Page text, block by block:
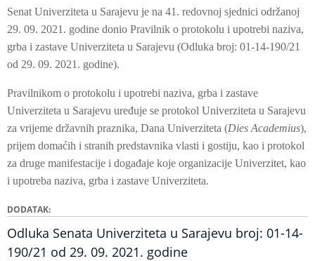
Senat Univerziteta u Sarajevu je na 41. redovnoj sjednici održanoj
29. 09. 2021. godine donio Pravilnik o protokolu i upotrebi naziva,
grba i zastave Univerziteta u Sarajevu (Odluka broj: 01-14-190/21
od 29. 09. 2021. godine).
Pravilnikom o protokolu i upotrebi naziva, grba i zastave
Univerziteta u Sarajevu uređuje se protokol Univerziteta u Sarajevu
za vrijeme državnih praznika, Dana Univerziteta (Dies Academius),
prijem domaćih i stranih predstavnika vlasti i gostiju, kao i protokol
za druge manifestacije i događaje koje organizacije Univerzitet, kao
i upotreba naziva, grba i zastave Univerziteta.
DODATAK
Odluka Senata Univerziteta u Sarajevu broj: 01-14-
190/21 od 29. 09. 2021. godine